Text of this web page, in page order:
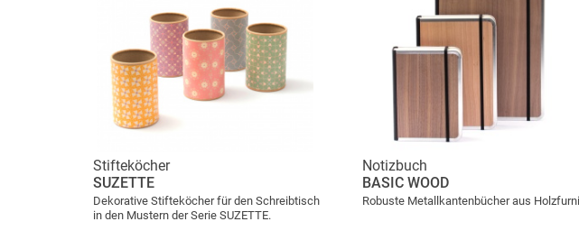
Stifteköcher
SUZETTE
Dekorative Stifteköcher für den Schreibtisch
in den Mustern der Serie SUZETTE.
Notizbuch
BASIC WOOD
Robuste Metallkantenbücher aus